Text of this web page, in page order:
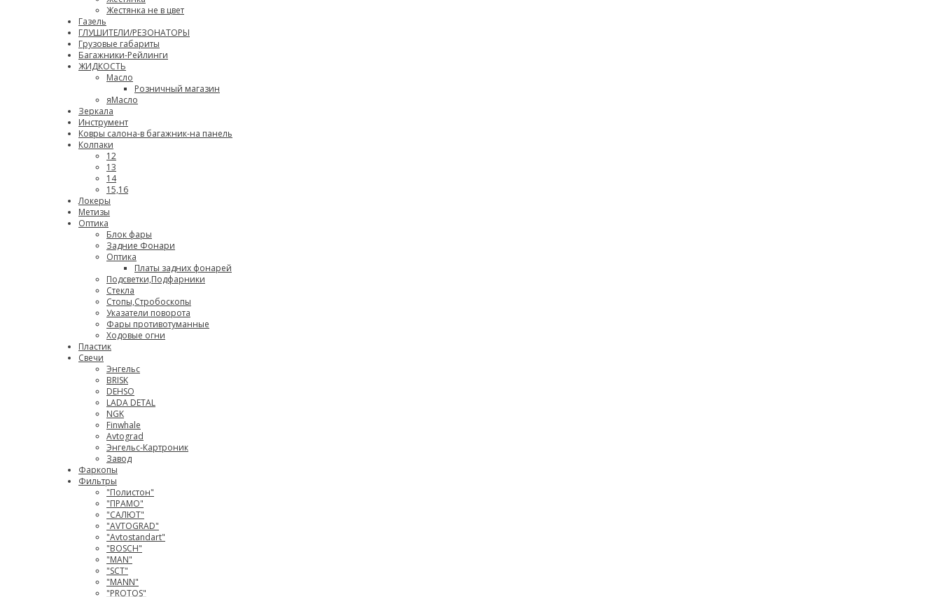
Жестянка не в цвет
Газель
ГЛУШИТЕЛИ/РЕЗОНАТОРЫ
Грузовые габариты
Багажники-Рейлинги
ЖИДКОСТЬ
Масло
Розничный магазин
яМасло
Зеркала
Инструмент
Ковры салона-в багажник-на панель
Колпаки
12
13
14
15,16
Локеры
Метизы
Оптика
Блок фары
Задние Фонари
Оптика
Платы задних фонарей
Подсветки,Подфарники
Стекла
Стопы,Стробоскопы
Указатели поворота
Фары противотуманные
Ходовые огни
Пластик
Свечи
Энгельс
BRISK
DEHSO
LADA DETAL
NGK
Finwhale
Avtograd
Энгельс-Картроник
Завод
Фаркопы
Фильтры
"Полистон"
"ПРАМО"
"САЛЮТ"
"AVTOGRAD"
"Avtostandart"
"BOSCH"
"MAN"
"SCT"
"MANN"
"PROTOS"